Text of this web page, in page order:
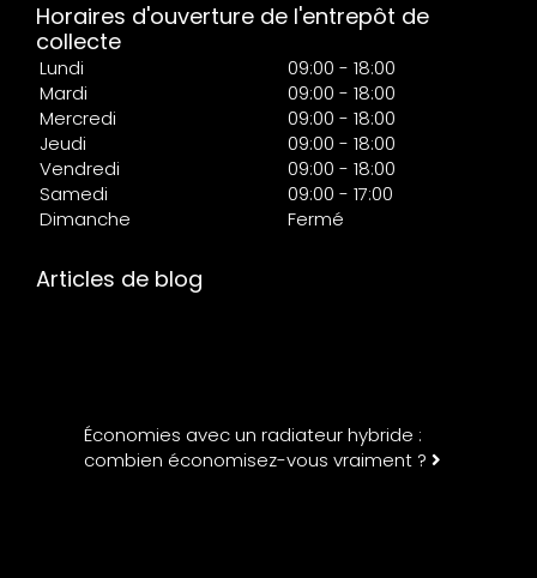
Horaires d'ouverture de l'entrepôt de
collecte
Lundi
09:00 - 18:00
Mardi
09:00 - 18:00
Mercredi
09:00 - 18:00
Jeudi
09:00 - 18:00
Vendredi
09:00 - 18:00
Samedi
09:00 - 17:00
Dimanche
Fermé
Articles de blog
Économies avec un radiateur hybride :
combien économisez-vous vraiment ?